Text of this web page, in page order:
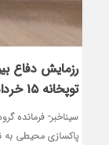
رزمایش دفاع
توپخانه ۱۵ خرداد برگزار شد
پاکسازی محیطی به